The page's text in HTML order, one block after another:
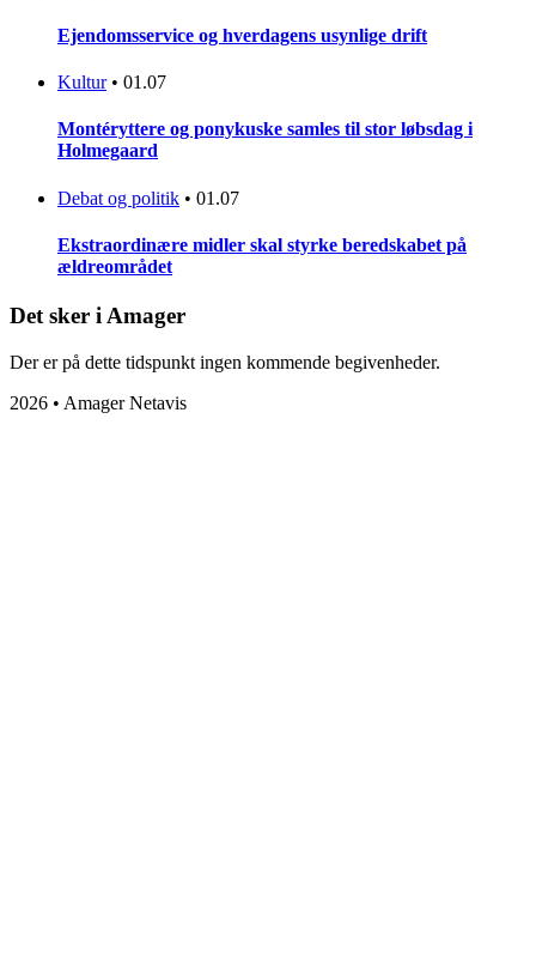
Ejendomsservice og hverdagens usynlige drift
Kultur • 01.07
Montéryttere og ponykuske samles til stor løbsdag i
Holmegaard
Debat og politik • 01.07
Ekstraordinære midler skal styrke beredskabet på
ældreområdet
Det sker i Amager
Der er på dette tidspunkt ingen kommende begivenheder.
2026 • Amager Netavis